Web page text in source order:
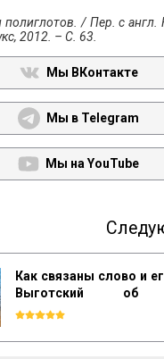
/ Пер. с
2012. – С. 63.
Мы ВКонтакте
Мы в Telegram
Мы на YouTube
Как связаны слово и
Выготский об
внутренней речи